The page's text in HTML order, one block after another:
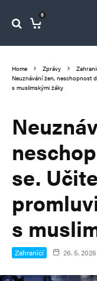
0
Home Zprávy
Neuznávání žen, neschopnost
s muslimskými žáky
se.
s
Zahraničí 26. 5. 2026